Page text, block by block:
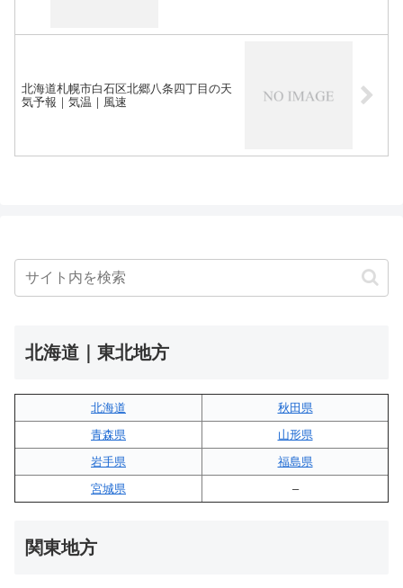
北海道札幌市白石区北郷八条四丁目の天
気予報｜気温｜風速
北海道｜東北地方
北海道
秋田県
青森県
山形県
岩手県
福島県
宮城県
–
関東地方